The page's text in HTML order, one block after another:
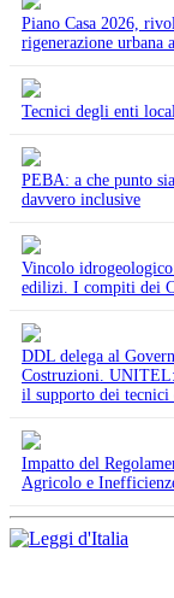
Piano Casa 2026,
rigenerazione urbana
Tecnici degli enti
PEBA: a che punto
davvero inclusive
Vincolo
edilizi. I compiti dei
DDL delega al
Costruzioni.
il supporto dei
Impatto del
Agricolo e